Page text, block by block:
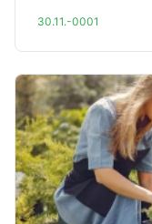
30.11.-0001